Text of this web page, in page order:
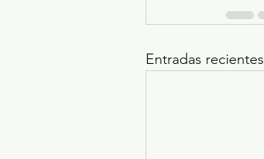
Entradas recientes